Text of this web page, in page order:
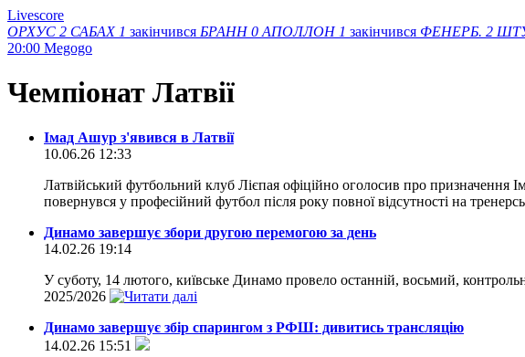
Livescore
ОРХУС 2 САБАХ 1 закінчився БРАНН 0 АПОЛЛОН 1 закінчився ФЕНЕРБ. 2
20:00 Megogo
Чемпiонат Латвiї
Імад Ашур з'явився в Латвії
10.06.26 12:33
Латвійський футбольний клуб Лієпая офіційно оголосив про
повернувся у професійний футбол після року повної відсутності на
Динамо завершує збори другою перемогою за день
14.02.26 19:14
У суботу, 14 лютого, київське Динамо провело останній, восьмий,
2025/2026
Динамо завершує збір спарингом з РФШ: дивитись трансляцію
14.02.26 15:51